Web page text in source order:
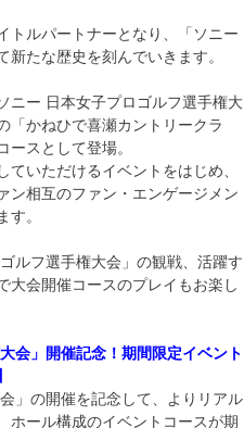
トルパートナーとなり、「ソニー
たな歴史を刻んでいきます。
ニー 日本女子プロゴルフ選手権大
「かねひで喜瀬カントリークラ
スとして登場。
いただけるイベントをはじめ、
ン相互のファン・エンゲージメン
。
ルフ選手権大会」の観戦、活躍す
大会開催コースのプレイもお楽し
会」開催記念！期間限定イベント
」の開催を記念して、よりリアル
ホール構成のイベントコースが期